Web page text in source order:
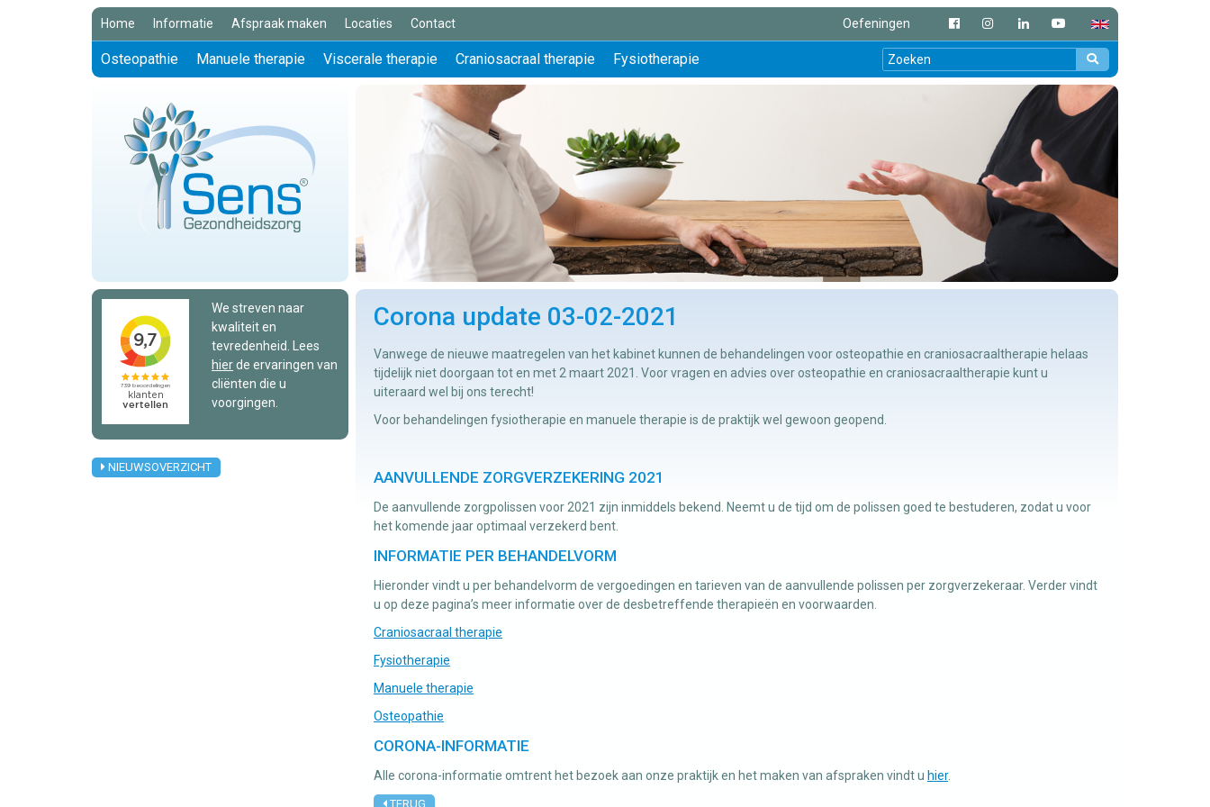
Home Informatie Afspraak maken Locaties Contact Oefeningen
Osteopathie Manuele therapie Viscerale therapie Craniosacraal therapie Fysiotherapie
Corona update 03-02-2021
Vanwege de nieuwe maatregelen van het kabinet kunnen de behandelingen voor osteopathie en craniosacraaltherapie helaas
tijdelijk niet doorgaan tot en met 2 maart 2021. Voor vragen en advies over osteopathie en craniosacraaltherapie kunt u
uiteraard wel bij ons terecht!
Voor behandelingen fysiotherapie en manuele therapie is de praktijk wel gewoon geopend.
AANVULLENDE ZORGVERZEKERING 2021
De aanvullende zorgpolissen voor 2021 zijn inmiddels bekend. Neemt u de tijd om de polissen goed te bestuderen, zodat u voor
het komende jaar optimaal verzekerd bent.
INFORMATIE PER BEHANDELVORM
Hieronder vindt u per behandelvorm de vergoedingen en tarieven van de aanvullende polissen per zorgverzekeraar. Verder vindt
u op deze pagina’s meer informatie over de desbetreffende therapieën en voorwaarden.
Craniosacraal therapie
Fysiotherapie
Manuele therapie
Osteopathie
CORONA-INFORMATIE
Alle corona-informatie omtrent het bezoek aan onze praktijk en het maken van afspraken vindt u hier.
TERUG
We streven naar
kwaliteit en
tevredenheid. Lees
hierde ervaringen van
cliënten die u
voorgingen.
NIEUWSOVERZICHT